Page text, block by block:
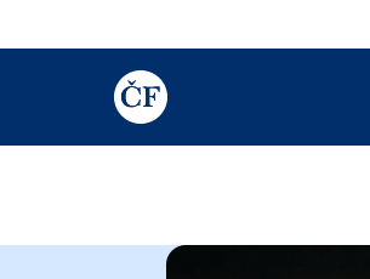
TODO: Add description for reader